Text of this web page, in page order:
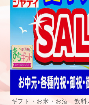
ギフト・お米・お酒・飲